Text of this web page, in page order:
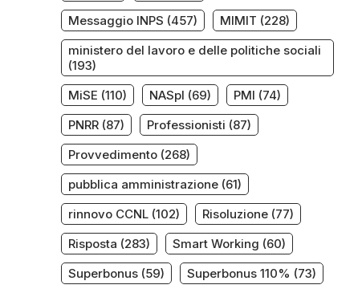
Messaggio INPS (457) MIMIT (228)
ministero del lavoro e delle politiche sociali
(193)
MiSE (110) NASpI (69) PMI (74)
PNRR(87) Professionisti (87)
Provvedimento(268)
pubblica amministrazione(61)
rinnovo CCNL(102) Risoluzione(77)
Risposta (283) Smart Working (60)
Superbonus(59) Superbonus 110% (73)